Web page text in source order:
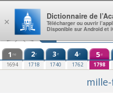
Aller au contenu
1 re
1694
2e
1718
3e
1740
4e
1762
5e
1798
×
Dictionnaire de
Télécharger ou ouvrir
Disponible sur Android et